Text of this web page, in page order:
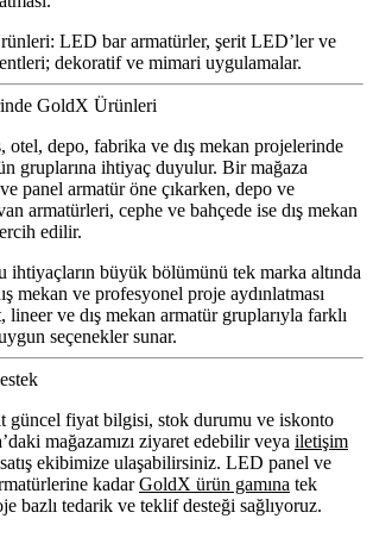
LED bar armatürler, şerit LED’ler ve
dekoratif ve mimari uygulamalar.
GoldX Ürünleri
otel, depo, fabrika ve dış mekan projelerinde
gruplarına ihtiyaç duyulur. Bir mağaza
panel armatür öne çıkarken, depo ve
armatürleri, cephe ve bahçede ise dış mekan
edilir.
ihtiyaçların büyük bölümünü tek marka altında
mekan ve profesyonel proje aydınlatması
lineer ve dış mekan armatür gruplarıyla farklı
seçenekler sunar.
güncel fiyat bilgisi, stok durumu ve iskonto
mağazamızı ziyaret edebilir veya iletişim
ekibimize ulaşabilirsiniz. LED panel ve
kadarGoldX ürün gamına tek
bazlı tedarik ve teklif desteği sağlıyoruz.